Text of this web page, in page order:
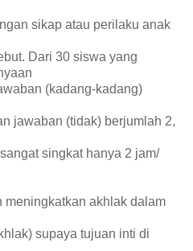
sikap atau perilaku anak
Dari 30 siswa yang
(kadang-kadang)
jawaban (tidak) berjumlah 2,
singkat hanya 2 jam/
meningkatkan akhlak dalam
supaya tujuan inti di